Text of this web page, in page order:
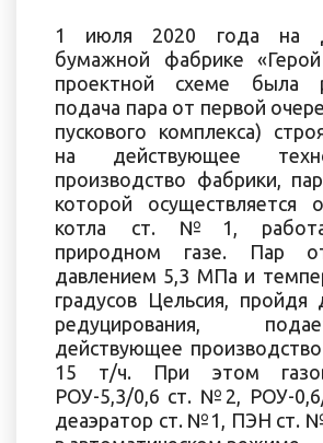
1 июля 2020 года на
бумажной фабрике
проектной схеме была
подача пара от первой
пускового комплекса)
на действующее
производство фабрики,
которой осуществляется
котла ст. №1,
природном газе. Пар
давлением 5,3 МПа и
градусов Цельсия, пройдя
редуцирования,
действующее
15 т/ч. При этом
РОУ-5,3/0,6 ст. №2, РОУ-
деаэратор ст. №1, ПЭН ст.